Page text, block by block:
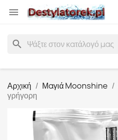

search
Αρχική Μαγιά Moonshine
γρήγορη